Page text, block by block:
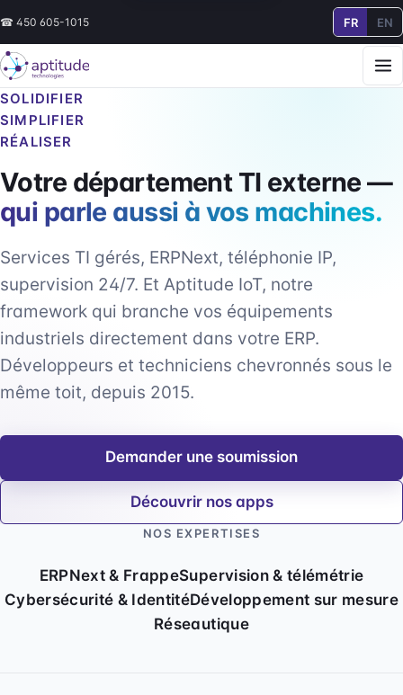
☎ 450 605-1015 FR EN
SOLIDIFIER
SIMPLIFIER
RÉALISER
Votre département TI externe —
qui parle aussi à vos machines.
Services TI gérés, ERPNext, téléphonie IP,
supervision 24/7. Et Aptitude IoT, notre
framework qui branche vos équipements
industriels directement dans votre ERP.
Développeurs et techniciens chevronnés sous le
même toit, depuis 2015.
Demander une soumission
Découvrir nos apps
NOS EXPERTISES
ERPNext & FrappeSupervision & télémétrie
Cybersécurité & IdentitéDéveloppement sur mesure
Réseautique